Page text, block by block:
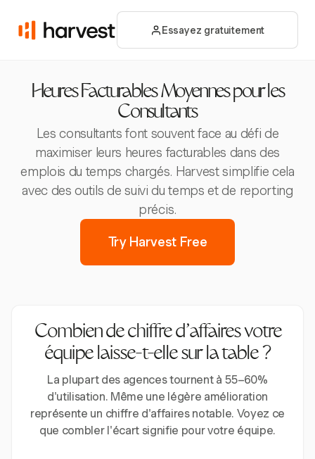
Essayez gratuitement
Heures Facturables Moyennes pour les
Consultants
Les consultants font souvent face au défi de
maximiser leurs heures facturables dans des
emplois du temps chargés. Harvest simplifie cela
avec des outils de suivi du temps et de reporting
précis.
Try Harvest Free
Combien de chiffre d'affaires votre
équipe laisse-t-elle sur la table ?
La plupart des agences tournent à 55–60%
d'utilisation. Même une légère amélioration
représente un chiffre d'affaires notable. Voyez ce
que combler l'écart signifie pour votre équipe.